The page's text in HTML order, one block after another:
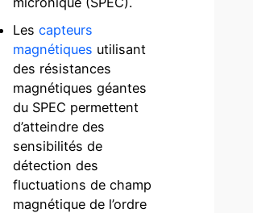
Lescapteurs
magnétiques utilisant
des résistances
magnétiques géantes
du SPEC permettent
d’atteindre des
sensibilités de
détection des
fluctuations de champ
magnétique de l’ordre